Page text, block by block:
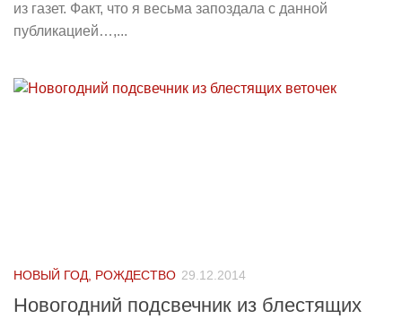
из газет. Факт, что я весьма запоздала с данной
публикацией…,...
НОВЫЙ ГОД, РОЖДЕСТВО 29.12.2014
Новогодний подсвечник из блестящих